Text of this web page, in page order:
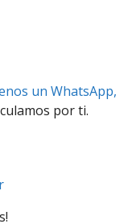
un WhatsApp,
por ti.